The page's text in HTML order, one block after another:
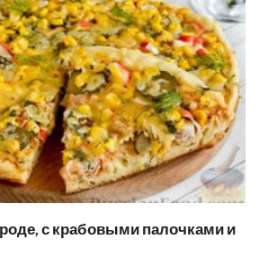
с крабовыми палочками и